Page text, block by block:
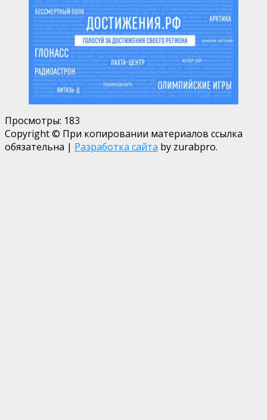
Просмотры: 183
Copyright © При копировании материалов ссылка
обязательна | Разработка сайта by zurabpro.